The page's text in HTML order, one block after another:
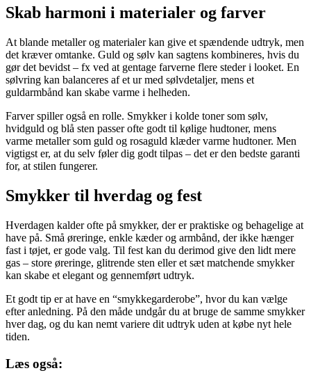
Skab harmoni i materialer og farver
At blande metaller og materialer kan give et spændende udtryk, men
det kræver omtanke. Guld og sølv kan sagtens kombineres, hvis du
gør det bevidst – fx ved at gentage farverne flere steder i looket. En
sølvring kan balanceres af et ur med sølvdetaljer, mens et
guldarmbånd kan skabe varme i helheden.
Farver spiller også en rolle. Smykker i kolde toner som sølv,
hvidguld og blå sten passer ofte godt til kølige hudtoner, mens
varme metaller som guld og rosaguld klæder varme hudtoner. Men
vigtigst er, at du selv føler dig godt tilpas – det er den bedste garanti
for, at stilen fungerer.
Smykker til hverdag og fest
Hverdagen kalder ofte på smykker, der er praktiske og behagelige at
have på. Små øreringe, enkle kæder og armbånd, der ikke hænger
fast i tøjet, er gode valg. Til fest kan du derimod give den lidt mere
gas – store øreringe, glitrende sten eller et sæt matchende smykker
kan skabe et elegant og gennemført udtryk.
Et godt tip er at have en “smykkegarderobe”, hvor du kan vælge
efter anledning. På den måde undgår du at bruge de samme smykker
hver dag, og du kan nemt variere dit udtryk uden at købe nyt hele
tiden.
Læs også: